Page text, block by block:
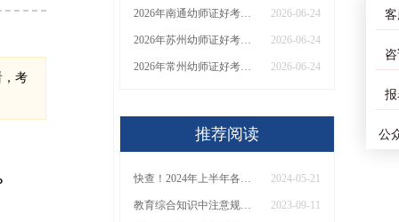
，考
2026年南通幼师证好考？答案是好考！ 2026-06-24
2026年苏州幼师证好考？答案是好考！ 2026-06-24
2026年常州幼师证好考？答案是好考！ 2026-06-24
推荐阅读
快查！2024年上半年各地教资面试成绩公布时间定了 2024-05-21
教育综合知识中注意规律在教学中如何运用 2023-09-11
公